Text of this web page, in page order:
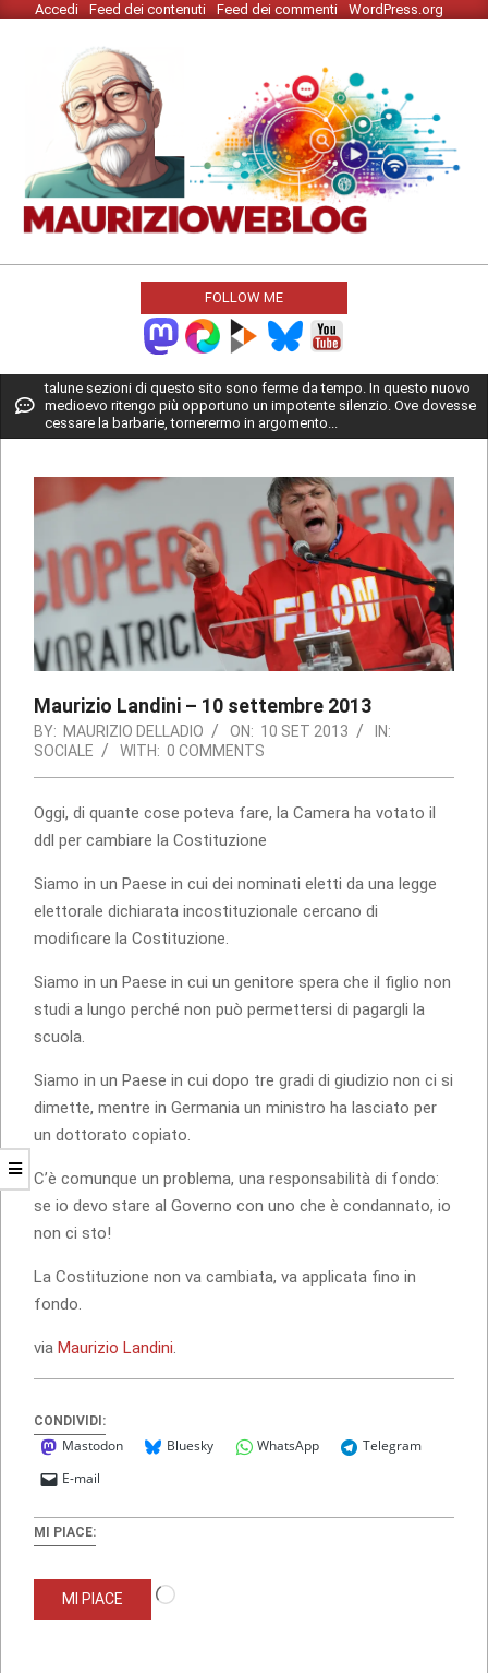
Skip Accedi Feed dei contenuti Feed dei commenti WordPress.org
MAURIZIO
WEBLOG
FOLLOW ME
Primary
Navigation
Menu
talune sezioni di questo sito sono ferme da tempo. In questo nuovo
medioevo ritengo più opportuno un impotente silenzio. Ove dovesse
cessare la barbarie, tornerermo in argomento...
Maurizio Landini – 10 settembre 2013
BY: MAURIZIO DELLADIO ON: 10 SET 2013
IN:
SOCIALE
WITH: 0 COMMENTS
Oggi, di quante cose poteva fare, la Camera ha votato il
ddl per cambiare la Costituzione
Siamo in un Paese in cui dei nominati eletti da una legge
elettorale dichiarata incostituzionale cercano di
modificare la Costituzione.
Siamo in un Paese in cui un genitore spera che il figlio non
studi a lungo perché non può permettersi di pagargli la
scuola.
Siamo in un Paese in cui dopo tre gradi di giudizio non ci si
dimette, mentre in Germania un ministro ha lasciato per
un dottorato copiato.
C’è comunque un problema, una responsabilità di fondo:
se io devo stare al Governo con uno che è condannato, io
non ci sto!
La Costituzione non va cambiata, va applicata fino in
fondo.
via Maurizio Landini.
CONDIVIDI:
Mastodon Bluesky WhatsApp
Telegram
E-mail
MI PIACE:
MI PIACE